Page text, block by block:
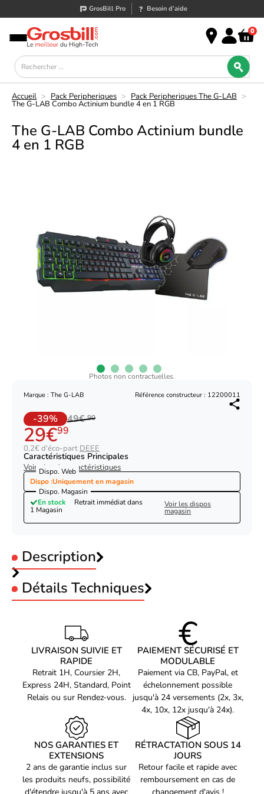
GrosBill Pro Besoin d’aide
0
Accueil > Pack Peripheriques > Pack Peripheriques The G-LAB >
The G-LAB Combo Actinium bundle 4 en 1 RGB
The G-LAB Combo Actinium bundle
4 en 1 RGB
Photos non contractuelles.
Marque : The G-LAB Référence constructeur : 12200011
-39% 49€ 90
29€99
0,2€ d'éco-part DEEE
Caractéristiques Principales
Voir plus de caractéristiques
Dispo. Web
Dispo :Uniquement en magasin
Dispo. Magasin
En stock
Retrait immédiat dans
1 Magasin
Voir les dispos
magasin
Description
The G-LAB Combo Actinium bundle 4 en 1 RGB
Le Combo actinium 4 en 1 G-LAB RGB est le pack ultime de tous
les accessoires de jeu et de travail nécessaires. Il comprend un
clavier mécanique à touches RGB avec une conception robuste et
pratique, une souris optique avec capteur avancé, des haut-
parleurs surround 2.1 à technologie Dolby et une roulette de
souris avec une prise en main ergonomique.
Détails Techniques
Type de clavier
Utilisation
Gaming/esport
Pavé numérique
Technologie
Filaire
Type
AZERTY
Longueur du câble
Rétroéclairé
RGB intégré
Système Anti-ghosting
Anti-Ghosting
LIVRAISON SUIVIE ET
RAPIDE
Retrait 1H, Coursier 2H,
Express 24H, Standard, Point
Relais ou sur Rendez-vous.
PAIEMENT SÉCURISÉ ET
MODULABLE
Paiement via CB, PayPal, et
échelonnement possible
jusqu'à 24 versements (2x, 3x,
4x, 10x, 12x jusqu'à 24x).
NOS GARANTIES ET
EXTENSIONS
2 ans de garantie inclus sur
les produits neufs, possibilité
RÉTRACTATION SOUS 14
JOURS
Retour facile et rapide avec
remboursement en cas de